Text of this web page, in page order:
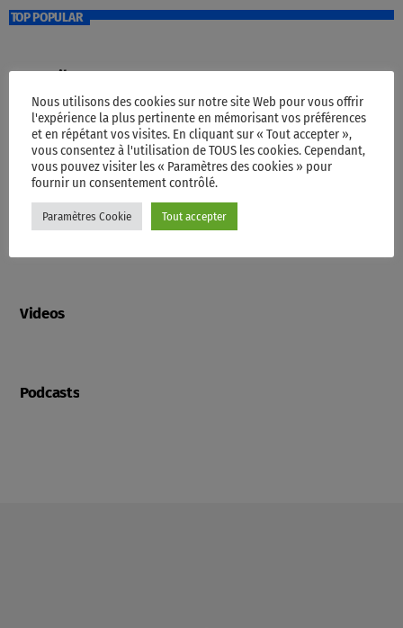
Emission qui vous réveille en douceur, qui vous donne le sourire
TOP POPULAR
Accueil
Programme
Contacts
Videos
Podcasts
Nous utilisons des cookies sur notre site Web pour vous offrir
l'expérience la plus pertinente en mémorisant vos préférences
et en répétant vos visites. En cliquant sur « Tout accepter »,
vous consentez à l'utilisation de TOUS les cookies. Cependant,
vous pouvez visiter les « Paramètres des cookies » pour
fournir un consentement contrôlé.
Paramètres Cookie Tout accepter